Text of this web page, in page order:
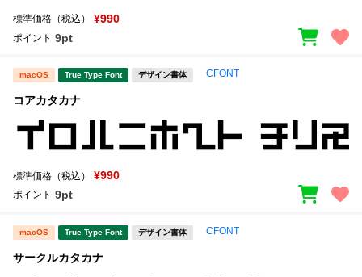
標準価格（税込） ¥990
ポイント 9pt
macOS True Type Font デザイン書体 CFONT
コアカタカナ
標準価格（税込） ¥990
ポイント 9pt
macOS True Type Font デザイン書体 CFONT
サークルカタカナ